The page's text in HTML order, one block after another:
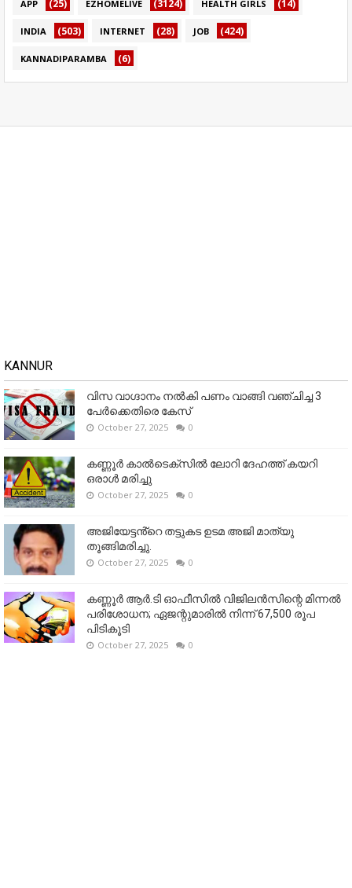
APP (25) EZHOMELIVE (3124) HEALTH GIRLS (14)
INDIA (503) INTERNET (28) JOB (424)
KANNADIPARAMBA (6)
KANNUR
വിസ വാഗ്ദാനം നൽകി പണം വാങ്ങി വഞ്ചിച്ച 3
പേർക്കെതിരെ കേസ്
October 27, 2025 0
കണ്ണൂര്‍ കാല്‍ടെക്‌സില്‍ ലോറി ദേഹത്ത് കയറി
ഒരാള്‍ മരിച്ചു
October 27, 2025 0
അജിയേട്ടൻ്റെ തട്ടുകട ഉടമ അജി മാത്യു
തൂങ്ങിമരിച്ചു.
October 27, 2025 0
കണ്ണൂര്‍ ആര്‍.ടി ഓഫീസില്‍ വിജിലൻസിന്റെ മിന്നല്‍
പരിശോധന; ഏജന്റുമാരില്‍ നിന്ന് 67,500 രൂപ
പിടികൂടി
October 27, 2025 0